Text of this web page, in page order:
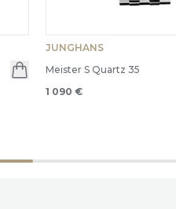
JUNGHANS
Meister S Quartz 35
1 090 €